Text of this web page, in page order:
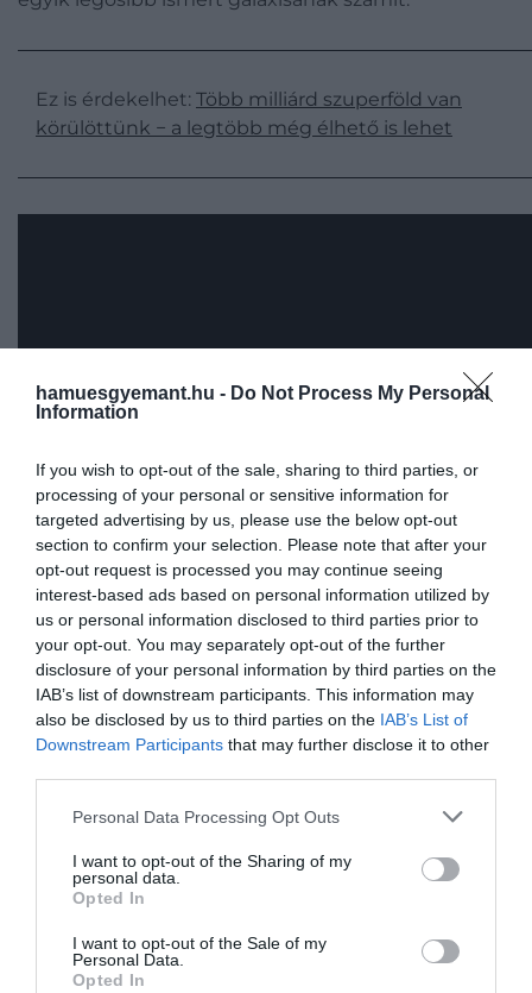
hamuesgyemant.hu - Do Not Process My Personal
Information
If you wish to opt-out of the sale, sharing to third parties, or
processing of your personal or sensitive information for
targeted advertising by us, please use the below opt-out
section to confirm your selection. Please note that after your
opt-out request is processed you may continue seeing
interest-based ads based on personal information utilized by
us or personal information disclosed to third parties prior to
your opt-out. You may separately opt-out of the further
disclosure of your personal information by third parties on the
IAB’s list of downstream participants. This information may
also be disclosed by us to third parties on the IAB’s List of
Downstream Participants that may further disclose it to other
Please note that this website/app uses one or more Google
not limited to your visit or usage behaviour. You may click to
grant or deny consent to Google and its third-party tags to
use your data for below specified purposes in below Google
consent section.
Personal Data Processing Opt Outs
I want to opt-out of the Sharing of my
personal data.
Opted In
I want to opt-out of the Sale of my
Personal Data.
Opted In
Ez is érdekelhet: Több milliárd szuperföld van
körülöttünk − a legtöbb még élhető is lehet
Az objektumot még a JWST első megfigyelési
során észlelték, és fényessége és vöröseltolódása
alapján a csillagászok már akkor azt feltételezték,
rendkívül korai galaxisról van szó.
Olvasd el ezt is! A legöregebb csillag tényleg
A korai galaxisokat korát a legtöbbször a
vöröseltolódáson alapuló techinka segítségével